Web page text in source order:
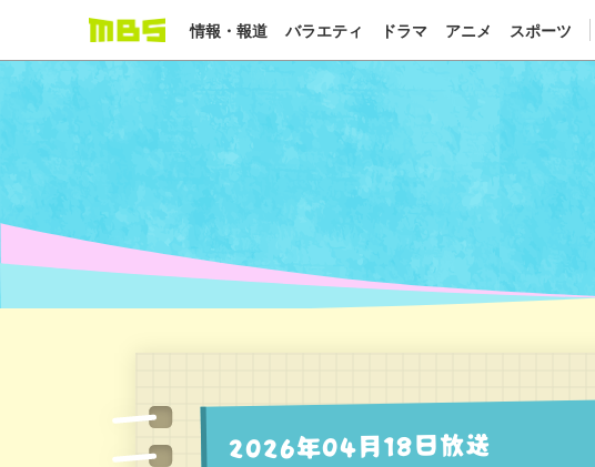
情報・報道 バラエティ ドラマ アニメ スポーツ
2026年04月18日放送